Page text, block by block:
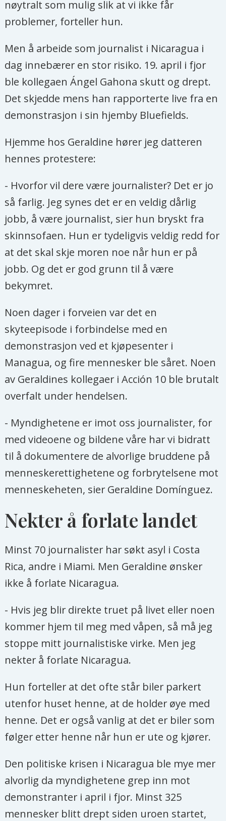
nøytralt som mulig slik at vi ikke får
problemer, forteller hun.
Men å arbeide som journalist i Nicaragua i
dag innebærer en stor risiko. 19. april i fjor
ble kollegaen Ángel Gahona skutt og drept.
Det skjedde mens han rapporterte live fra en
demonstrasjon i sin hjemby Bluefields.
Hjemme hos Geraldine hører jeg datteren
hennes protestere:
- Hvorfor vil dere være journalister? Det er jo
så farlig. Jeg synes det er en veldig dårlig
jobb, å være journalist, sier hun bryskt fra
skinnsofaen. Hun er tydeligvis veldig redd for
at det skal skje moren noe når hun er på
jobb. Og det er god grunn til å være
bekymret.
Noen dager i forveien var det en
skyteepisode i forbindelse med en
demonstrasjon ved et kjøpesenter i
Managua, og fire mennesker ble såret. Noen
av Geraldines kollegaer i Acción 10 ble brutalt
overfalt under hendelsen.
- Myndighetene er imot oss journalister, for
med videoene og bildene våre har vi bidratt
til å dokumentere de alvorlige bruddene på
menneskerettighetene og forbrytelsene mot
menneskeheten, sier Geraldine Domínguez.
Nekter å forlate landet
Minst 70 journalister har søkt asyl i Costa
Rica, andre i Miami. Men Geraldine ønsker
ikke å forlate Nicaragua.
- Hvis jeg blir direkte truet på livet eller noen
kommer hjem til meg med våpen, så må jeg
stoppe mitt journalistiske virke. Men jeg
nekter å forlate Nicaragua.
Hun forteller at det ofte står biler parkert
utenfor huset henne, at de holder øye med
henne. Det er også vanlig at det er biler som
følger etter henne når hun er ute og kjører.
Den politiske krisen i Nicaragua ble mye mer
alvorlig da myndighetene grep inn mot
demonstranter i april i fjor. Minst 325
mennesker blitt drept siden uroen startet,